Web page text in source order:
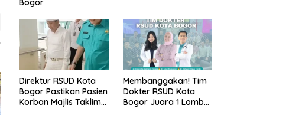
Bogor
Direktur RSUD Kota
Bogor Pastikan Pasien
Korban Majlis Taklim
Membanggakan! Tim
Dokter RSUD Kota
Bogor Juara 1 Lomba